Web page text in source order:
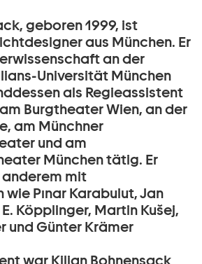
geboren 1999, ist
aus München. Er
an der
Universität München
als Regieassistent
Burgtheater Wien, an der
am Münchner
und am
München tätig. Er
mit
wie Pınar Karabulut, Jan
Köpplinger, Martin Kušej,
und Günter Krämer